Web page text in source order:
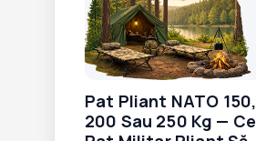
Pat Pliant NATO 150,
200 Sau 250 Kg — Ce